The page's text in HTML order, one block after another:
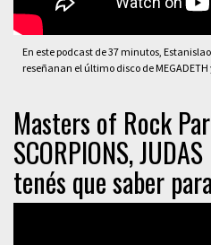
En este podcast de 37 minutos,
reseñanan el último disco de MEGADETH
Masters of Rock
SCORPIONS,
tenés que saber